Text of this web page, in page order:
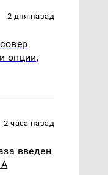
2 дня назад
опции,
2 часа назад
введен